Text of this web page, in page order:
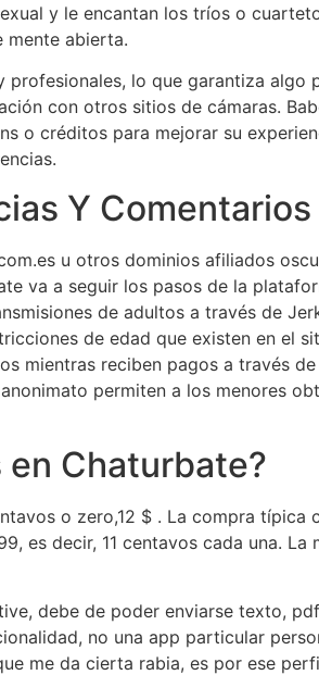
y le encantan los tríos o
mente abierta.
lo que garantiza
con otros sitios de cámaras.
o créditos para mejorar su
Y
u otros dominios afiliados
va a seguir los pasos de la
de adultos a través de
de edad que existen en el
mientras reciben pagos a través
permiten a los menores
Chaturbate?
o zero,12 $ . La compra
es decir, 11 centavos cada una.
debe de poder enviarse texto,
no una app particular
me da cierta rabia, es por ese